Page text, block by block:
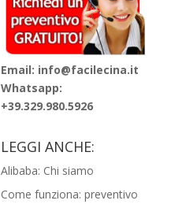
Email: info@facilecina.it
Whatsapp:
+39.329.980.5926
LEGGI ANCHE:
Alibaba: Chi siamo
Come funziona: preventivo